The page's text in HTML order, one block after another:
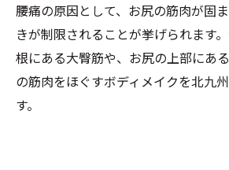
腰痛の原因として、お尻の筋肉が固
きが制限されることが挙げられます
根にある大臀筋や、お尻の上部にあ
の筋肉をほぐすボディメイクを北九
す。